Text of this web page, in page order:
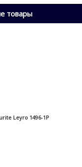
товары
Leyro 1496-1P